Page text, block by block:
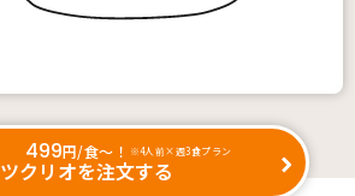
499円/食〜！ ※4人前×週3食プラン
ツクリオを注文する